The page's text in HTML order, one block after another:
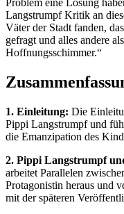
Problem eine Lösung
Langstrumpf Kritik an
Väter der Stadt fanden,
gefragt und alles andere
Hoffnungsschimmer.“
1. Einleitung: Die
Pippi Langstrumpf und
die Emanzipation des
2. Pippi Langstrumpf
arbeitet Parallelen
Protagonistin heraus und
mit der späteren